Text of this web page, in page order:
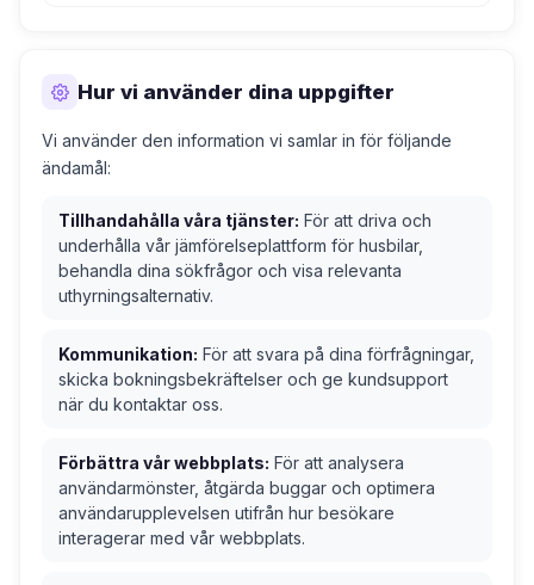
Hur vi använder dina uppgifter
Vi använder den information vi samlar in för följande
ändamål:
Tillhandahålla våra tjänster: För att driva och
underhålla vår jämförelseplattform för husbilar,
behandla dina sökfrågor och visa relevanta
uthyrningsalternativ.
Kommunikation: För att svara på dina förfrågningar,
skicka bokningsbekräftelser och ge kundsupport
när du kontaktar oss.
Förbättra vår webbplats: För att analysera
användarmönster, åtgärda buggar och optimera
användarupplevelsen utifrån hur besökare
interagerar med vår webbplats.